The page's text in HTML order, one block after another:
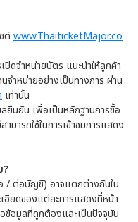
ต์www.ThaiticketMajor.co
ดจำหน่ายบัตร แนะนำให้ลูกค้า
จำหน่ายอย่างเป็นทางการ ผ่าน
เท่านั้น
ยืนยัน เพื่อเป็นหลักฐานการซื้อ
มารถใช้ในการเข้าชมการแสดง
?
/ ต่อบัญชี) อาจแตกต่างกันใน
อียดของแต่ละการแสดงที่หน้า
ข้อมูลที่ถูกต้องและเป็นปัจจุบัน